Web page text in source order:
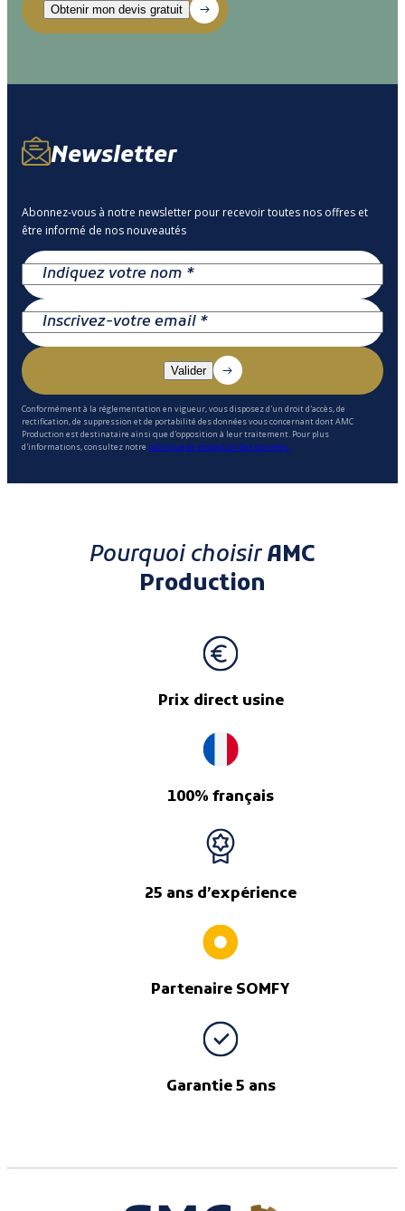
Newsletter
Abonnez-vous à notre newsletter pour recevoir toutes nos offres et
être informé de nos nouveautés
Conformément à la réglementation en vigueur, vous disposez d'un droit d'accès, de
rectification, de suppression et de portabilité des données vous concernant dont AMC
Production est destinataire ainsi que d'opposition à leur traitement. Pour plus
d'informations, consultez notre politique de protection des données.
Pourquoi choisirAMC
Production
Prix direct usine
100% français
25 ans d’expérience
Partenaire SOMFY
Garantie 5 ans